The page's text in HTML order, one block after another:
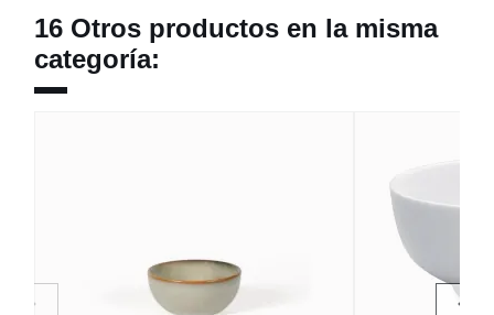
16 Otros productos en la misma
categoría: